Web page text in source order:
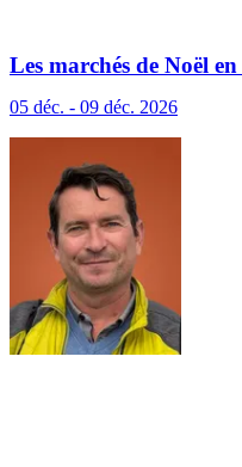
Les marchés de Noël
05 déc. - 09 déc. 2026